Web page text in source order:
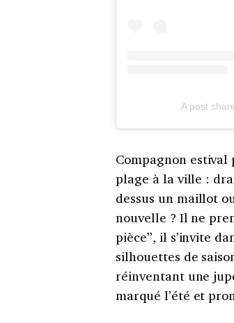
A post
Compagnon estival
plage à la ville :
dessus un maillot
nouvelle ? Il ne
pièce”, il s’invite
silhouettes de
réinventant une
marqué l’été et